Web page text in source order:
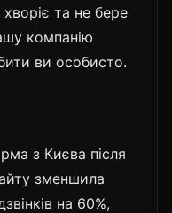
та не бере
компанію
ви особисто.
з Києва після
зменшила
на 60%,